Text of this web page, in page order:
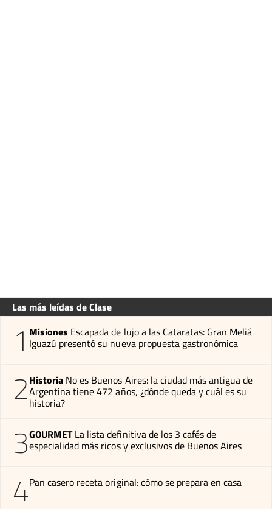
Las más leídas de Clase
1 Misiones Escapada de lujo a las Cataratas: Gran Meliá
Iguazú presentó su nueva propuesta gastronómica
2Historia No es Buenos Aires: la ciudad más antigua de
Argentina tiene 472 años, ¿dónde queda y cuál es su
historia?
3GOURMET La lista definitiva de los 3 cafés de
especialidad más ricos y exclusivos de Buenos Aires
4Pan casero receta original: cómo se prepara en casa